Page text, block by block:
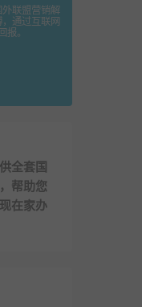
外联盟营销解
通过互联网
报。
全套国
帮助您
在家办